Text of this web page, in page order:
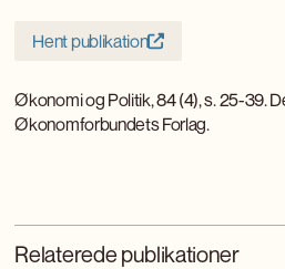
Hent publikation
Økonomi og Politik, 84 (4), s. 25-39.
Økonomforbundets Forlag.
Relaterede publikationer